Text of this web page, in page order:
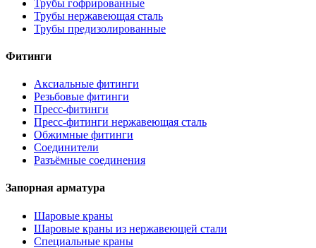
Трубы гофрированные
Трубы нержавеющая сталь
Трубы предизолированные
Фитинги
Аксиальные фитинги
Резьбовые фитинги
Пресс-фитинги
Пресс-фитинги нержавеющая сталь
Обжимные фитинги
Соединители
Разъёмные соединения
Запорная арматура
Шаровые краны
Шаровые краны из нержавеющей стали
Специальные краны